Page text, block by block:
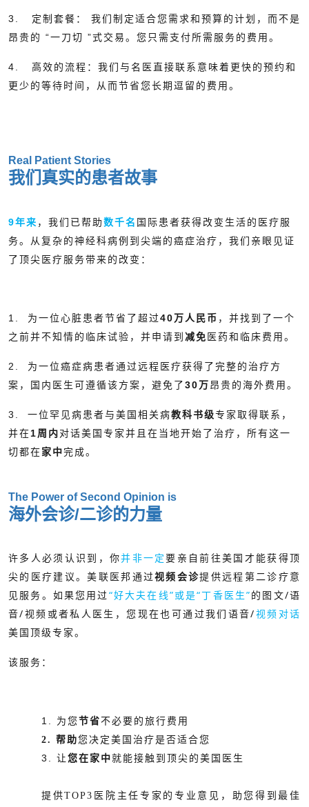
3. 定制套餐： 我们制定适合您需求和预算的计划，而不是
昂贵的 “一刀切 ”式交易。您只需支付所需服务的费用。
4. 高效的流程：我们与名医直接联系意味着更快的预约和
更少的等待时间，从而节省您长期逗留的费用。
Real Patient Stories
我们真实的患者故事
9年来 ，我们已帮助数千名 国际患者获得改变生活的医疗服
务。从复杂的神经科病例到尖端的癌症治疗，我们亲眼见证
了顶尖医疗服务带来的改变：
1. 为一位心脏患者节省了超过40万人民币 ，并找到了一个
之前并不知情的临床试验，并申请到 减免 医药和临床费用。
2. 为一位癌症病患者通过远程医疗获得了完整的治疗方
案，国内医生可遵循该方案，避免了30万昂贵的海外费用。
3. 一位罕见病患者与美国相关病教科书级专家取得联系，
并在1周内对话美国专家并且在当地开始了治疗，所有这一
切都在家中完成。
The Power of Second Opinion is
海外会诊/二诊的力量
许多人必须认识到，你并非一定要亲自前往美国才能获得顶
尖的医疗建议。美联医邦通过视频会诊提供远程第二诊疗意
见服务。 如果您用过“好大夫在线”或是“丁香医生”的图文/语
音/视频或者私人医生，您现在也可通过我们语音/视频对话
美国顶级专家。
该服务：
1. 为您节省不必要的旅行费用
2. 帮助您决定美国治疗是否适合您
3. 让您在家中就能接触到顶尖的美国医生
提供TOP3 医院主任专家的专业意见，助您得到最佳